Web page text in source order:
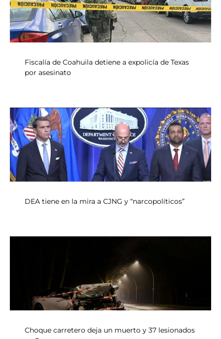
Fiscalía de Coahuila detiene a expolicía de Texas
por asesinato
DEA tiene en la mira a CJNG y “narcopolíticos”
Choque carretero deja un muerto y 37 lesionados